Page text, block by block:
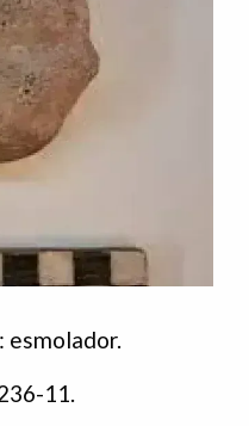
esmolador.
11.